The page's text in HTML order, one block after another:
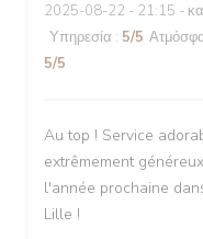
2025-08-22 - 21:15 -
Υπηρεσία : 5/5
5/5
Au top ! Service
extrêmement
l'année prochaine
Lille !